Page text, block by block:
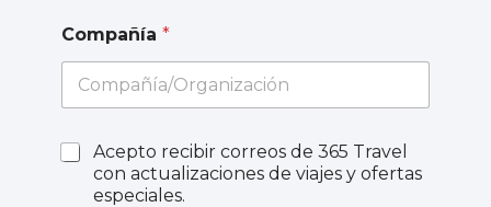
Compañía *
Acepto recibir correos de 365 Travel
con actualizaciones de viajes y ofertas
especiales.